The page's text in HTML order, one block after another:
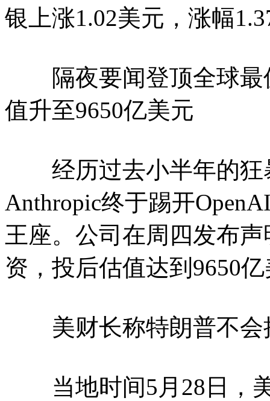
银上涨1.02美元，涨幅
隔夜要闻登顶全球最
值升至9650亿美元
经历过去小半年的狂
Anthropic终于踢开
王座。公司在周四发布
资，投后估值达到9650
美财长称特朗普不会
当地时间5月28日，美